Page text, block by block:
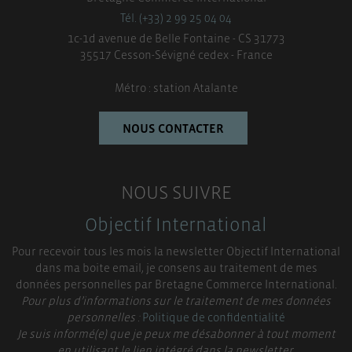
Tél. (+33) 2 99 25 04 04
1c-1d avenue de Belle Fontaine - CS 31773
35517 Cesson-Sévigné cedex - France
Métro : station Atalante
NOUS CONTACTER
NOUS SUIVRE
Objectif International
Pour recevoir tous les mois la newsletter Objectif International
dans ma boite email, je consens au traitement de mes
données personnelles par Bretagne Commerce International.
Pour plus d’informations sur le traitement de mes données
personnelles :Politique de confidentialité
Je suis informé(e) que je peux me désabonner à tout moment